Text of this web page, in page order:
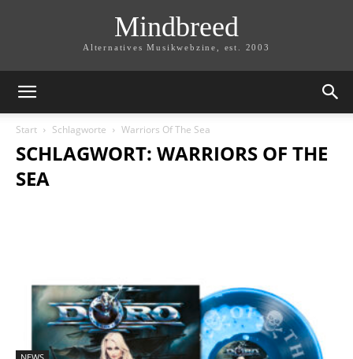
Mindbreed
Alternatives Musikwebzine, est. 2003
Start Schlagworte Warriors Of The Sea
SCHLAGWORT: WARRIORS OF THE
SEA